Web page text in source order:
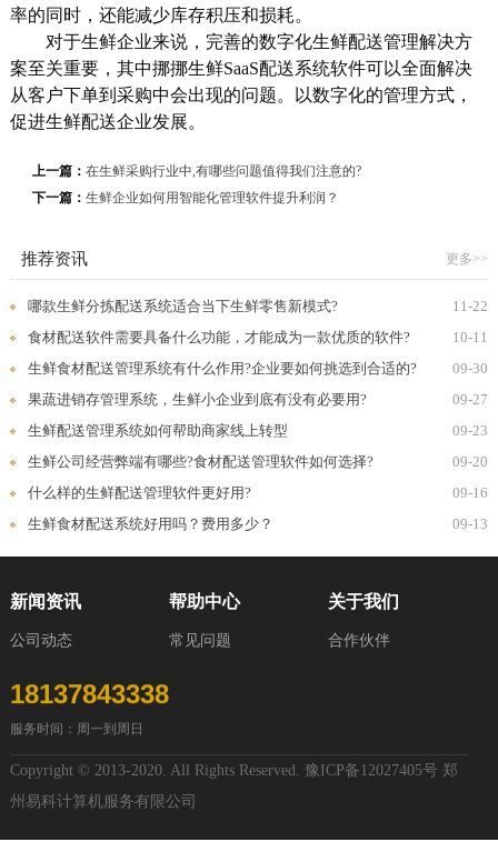
率的同时，还能减少库存积压和损耗。
对于生鲜企业来说，完善的数字化生鲜配送管理解决方
案至关重要，其中挪挪生鲜SaaS配送系统软件可以全面解决
从客户下单到采购中会出现的问题。以数字化的管理方式，
促进生鲜配送企业发展。
上一篇： 在生鲜采购行业中,有哪些问题值得我们注意的?
下一篇： 生鲜企业如何用智能化管理软件提升利润？
推荐资讯 更多>>
11-22
哪款生鲜分拣配送系统适合当下生鲜零售新模式?
10-11
食材配送软件需要具备什么功能，才能成为一款优质的软件?
09-30
生鲜食材配送管理系统有什么作用?企业要如何挑选到合适的?
09-27
果蔬进销存管理系统，生鲜小企业到底有没有必要用?
09-23
生鲜配送管理系统如何帮助商家线上转型
09-20
生鲜公司经营弊端有哪些?食材配送管理软件如何选择?
09-16
什么样的生鲜配送管理软件更好用?
09-13
生鲜食材配送系统好用吗？费用多少？
新闻资讯
公司动态
帮助中心
常见问题
关于我们
合作伙伴
18137843338
服务时间：周一到周日
Copyright © 2013-2020. All Rights Reserved. 豫ICP备12027405号郑
州易科计算机服务有限公司